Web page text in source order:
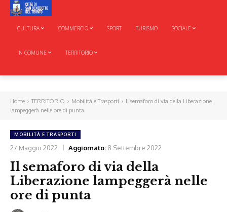
CULTURA COMMERCIO SPORT TURISMO SOCIALE
IN COMUNE TERRITORIO
Home TERRITORIO Mobilità e Trasporti
Il semaforo di via della Liberazione
lampeggerà nelle ore di punta
MOBILITÀ E TRASPORTI
27 Maggio 2022 Aggiornato: 8 Settembre 2022
Il semaforo di via della
Liberazione lampeggerà nelle
ore di punta